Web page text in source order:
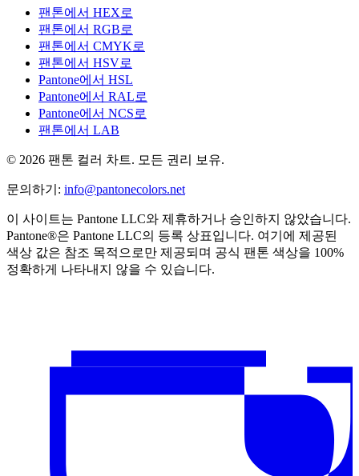
팬톤에서 HEX로
팬톤에서 RGB로
팬톤에서 CMYK로
팬톤에서 HSV로
Pantone에서 HSL
Pantone에서 RAL로
Pantone에서 NCS로
팬톤에서 LAB
© 2026 팬톤 컬러 차트. 모든 권리 보유.
문의하기 : info@pantonecolors.net
이 사이트는 Pantone LLC와 제휴하거나 승인하지 않았습니다.
Pantone®은 Pantone LLC의 등록 상표입니다. 여기에 제공된
색상 값은 참조 목적으로만 제공되며 공식 팬톤 색상을 100%
정확하게 나타내지 않을 수 있습니다.